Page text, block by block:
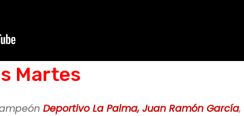
Martes
Deportivo La Palma, Juan Ramón García